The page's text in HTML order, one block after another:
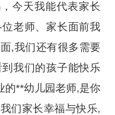
今天我能代表家长
老师、家长面前我
,我们还有很多需要
我们的孩子能快乐
的**幼儿园老师,是你
们家长幸福与快乐,